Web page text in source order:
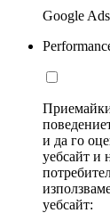
Google Ads
и да го
уебсайт и
уебсайт: